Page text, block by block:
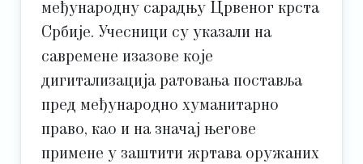
међународну сарадњу Црвеног крста
Србије. Учесници су указали на
савремене изазове које
дигитализација ратовања поставља
пред међународно хуманитарно
право, као и на значај његове
примене у заштити жртава оружаних